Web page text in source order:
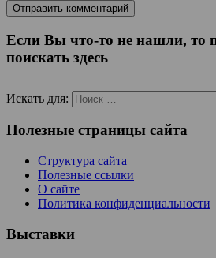
Если Вы что-то не нашли, то
поискать здесь
Искать для:
Полезные страницы сайта
Структура сайта
Полезные ссылки
О сайте
Политика конфиденциальности
Выставки